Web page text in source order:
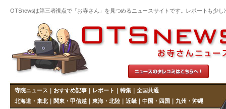
OTSnewsは第三者視点で「お寺さん」を見つめるニュースサイトです。レポートも少し
寺院ニュース ｜ おすすめ記事 ｜ レポート ｜ 特集 ｜ 全国共通
北海道・東北｜ 関東・甲信越 ｜ 東海・北陸 ｜ 近畿 ｜ 中国・四国 ｜ 九州・沖縄